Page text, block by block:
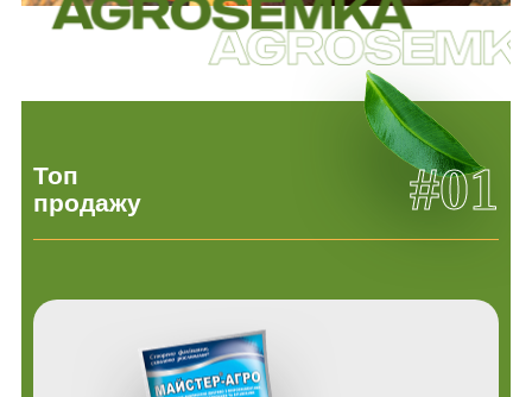
Топ
продажу
#01